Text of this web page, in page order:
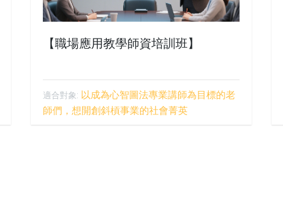
【職場應用教學師資培訓班】
適合對象: 以成為心智圖法專業講師為目標的老
師們，想開創斜槓事業的社會菁英